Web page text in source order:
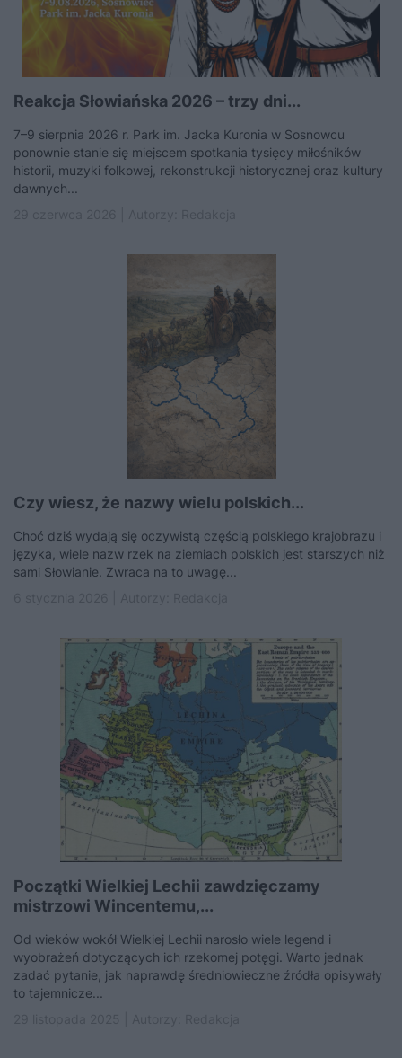
Reakcja Słowiańska 2026 – trzy dni...
7–9 sierpnia 2026 r. Park im. Jacka Kuronia w Sosnowcu
ponownie stanie się miejscem spotkania tysięcy miłośników
historii, muzyki folkowej, rekonstrukcji historycznej oraz kultury
dawnych...
Czy wiesz, że nazwy wielu polskich...
Choć dziś wydają się oczywistą częścią polskiego krajobrazu i
języka, wiele nazw rzek na ziemiach polskich jest starszych niż
sami Słowianie. Zwraca na to uwagę...
Początki Wielkiej Lechii zawdzięczamy
mistrzowi Wincentemu,...
Od wieków wokół Wielkiej Lechii narosło wiele legend i
wyobrażeń dotyczących ich rzekomej potęgi. Warto jednak
zadać pytanie, jak naprawdę średniowieczne źródła opisywały
to tajemnicze...